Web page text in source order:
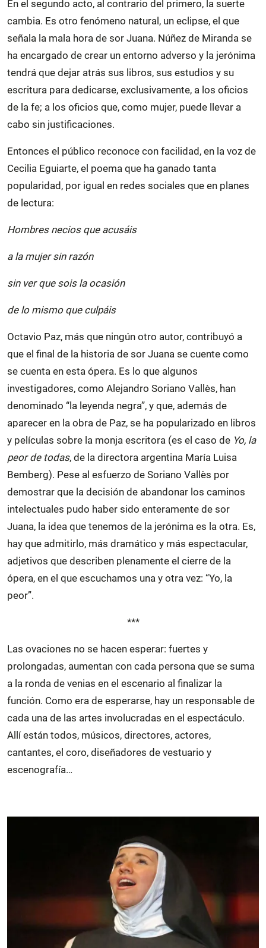
En el segundo acto, al contrario del primero, la suerte
cambia. Es otro fenómeno natural, un eclipse, el que
señala la mala hora de sor Juana. Núñez de Miranda se
ha encargado de crear un entorno adverso y la jerónima
tendrá que dejar atrás sus libros, sus estudios y su
escritura para dedicarse, exclusivamente, a los oficios
de la fe; a los oficios que, como mujer, puede llevar a
cabo sin justificaciones.
Entonces el público reconoce con facilidad, en la voz de
Cecilia Eguiarte, el poema que ha ganado tanta
popularidad, por igual en redes sociales que en planes
de lectura:
Hombres necios que acusáis
a la mujer sin razón
sin ver que sois la ocasión
de lo mismo que culpáis
Octavio Paz, más que ningún otro autor, contribuyó a
que el final de la historia de sor Juana se cuente como
se cuenta en esta ópera. Es lo que algunos
investigadores, como Alejandro Soriano Vallès, han
denominado “la leyenda negra”, y que, además de
aparecer en la obra de Paz, se ha popularizado en libros
y películas sobre la monja escritora (es el caso de Yo, la
peor de todas, de la directora argentina María Luisa
Bemberg). Pese al esfuerzo de Soriano Vallès por
demostrar que la decisión de abandonar los caminos
intelectuales pudo haber sido enteramente de sor
Juana, la idea que tenemos de la jerónima es la otra. Es,
hay que admitirlo, más dramático y más espectacular,
adjetivos que describen plenamente el cierre de la
ópera, en el que escuchamos una y otra vez: “Yo, la
peor”.
***
Las ovaciones no se hacen esperar: fuertes y
prolongadas, aumentan con cada persona que se suma
a la ronda de venias en el escenario al finalizar la
función. Como era de esperarse, hay un responsable de
cada una de las artes involucradas en el espectáculo.
Allí están todos, músicos, directores, actores,
cantantes, el coro, diseñadores de vestuario y
escenografía…